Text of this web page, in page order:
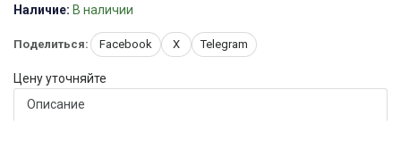
Наличие: В наличии
Поделиться: Facebook X Telegram
Цену уточняйте
Описание